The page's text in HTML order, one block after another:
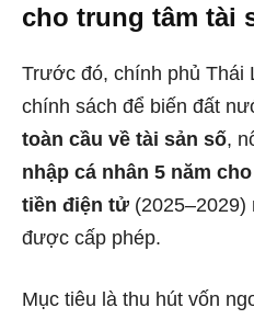
cho trung tâm tài
Trước đó, chính phủ Thái
chính sách để biến đất
toàn cầu về tài sản số,
nhập cá nhân 5 năm
tiền điện tử (2025–2029)
được cấp phép.
Mục tiêu là thu hút vốn